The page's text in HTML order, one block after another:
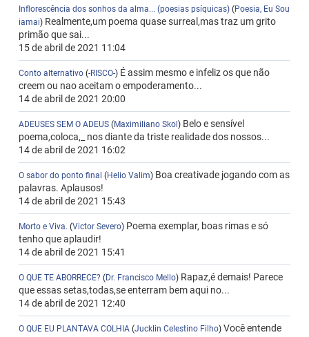
Inflorescência dos sonhos da alma... (poesias psíquicas) (Poesia, Eu Sou
iamai) Realmente,um poema quase surreal,mas traz um grito
primão que sai...
15 de abril de 2021 11:04
Conto alternativo (-RISCO-) É assim mesmo e infeliz os que não
creem ou nao aceitam o empoderamento...
14 de abril de 2021 20:00
ADEUSES SEM O ADEUS (Maximiliano Skol) Belo e sensível
poema,coloca,_ nos diante da triste realidade dos nossos...
14 de abril de 2021 16:02
O sabor do ponto final (Helio Valim) Boa creativade jogando com as
palavras. Aplausos!
14 de abril de 2021 15:43
Morto e Viva. (Victor Severo) Poema exemplar, boas rimas e só
tenho que aplaudir!
14 de abril de 2021 15:41
O QUE TE ABORRECE? (Dr. Francisco Mello) Rapaz,é demais! Parece
que essas setas,todas,se enterram bem aqui no...
14 de abril de 2021 12:40
O QUE EU PLANTAVA COLHIA(Jucklin Celestino Filho)Você entende